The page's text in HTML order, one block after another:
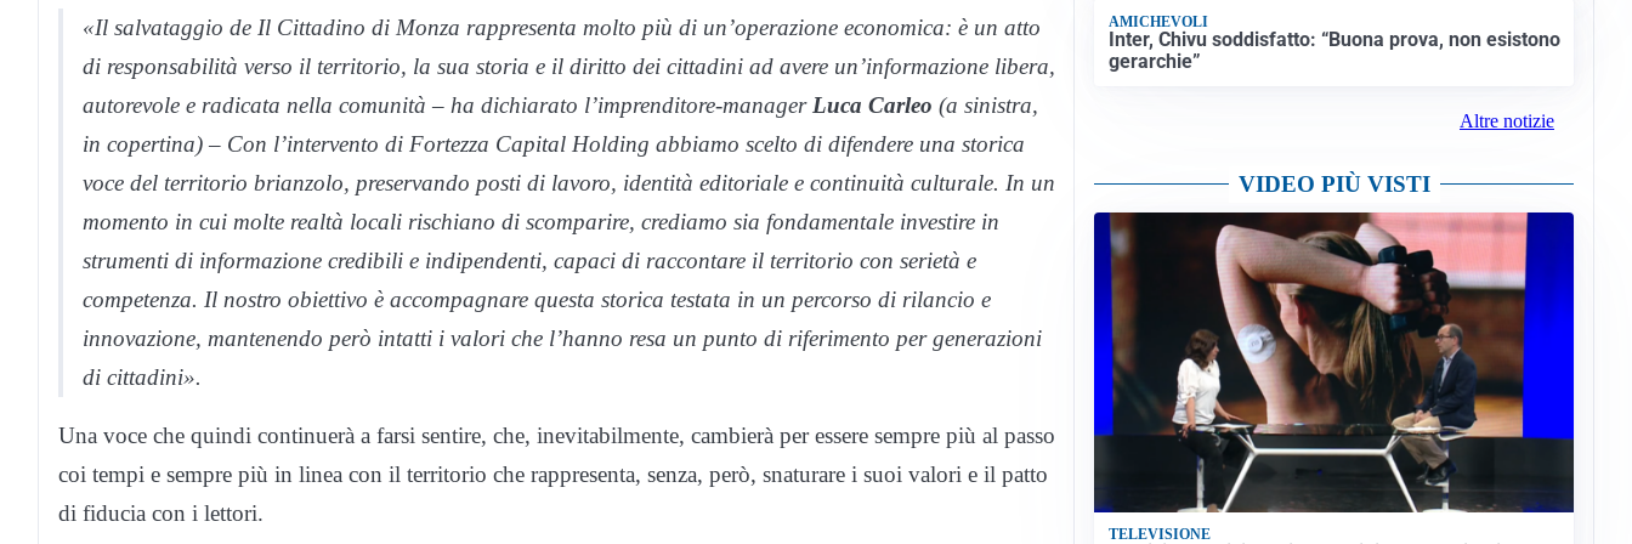
«Il salvataggio de Il Cittadino di Monza rappresenta molto più di un’operazione economica: è un atto
di responsabilità verso il territorio, la sua storia e il diritto dei cittadini ad avere un’informazione libera,
autorevole e radicata nella comunità – ha dichiarato l’imprenditore-manager Luca Carleo (a sinistra,
in copertina) – Con l’intervento di Fortezza Capital Holding abbiamo scelto di difendere una storica
voce del territorio brianzolo, preservando posti di lavoro, identità editoriale e continuità culturale. In un
momento in cui molte realtà locali rischiano di scomparire, crediamo sia fondamentale investire in
strumenti di informazione credibili e indipendenti, capaci di raccontare il territorio con serietà e
competenza. Il nostro obiettivo è accompagnare questa storica testata in un percorso di rilancio e
innovazione, mantenendo però intatti i valori che l’hanno resa un punto di riferimento per generazioni
di cittadini».
Una voce che quindi continuerà a farsi sentire, che, inevitabilmente, cambierà per essere sempre più al passo
coi tempi e sempre più in linea con il territorio che rappresenta, senza, però, snaturare i suoi valori e il patto
di fiducia con i lettori.
AMICHEVOLI
Inter, Chivu soddisfatto: “Buona prova, non esistono
gerarchie”
Altre notizie
VIDEO PIÙ VISTI
TELEVISIONE